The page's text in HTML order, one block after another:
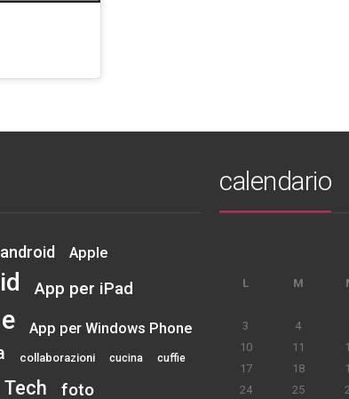
android Apple
App per iPad
App per Windows Phone
collaborazioni cucina cuffie
Tech foto
calendario
L M
3
4
10
11
17
18
24
25